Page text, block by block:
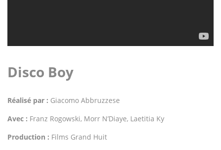
Disco Boy
Réalisé par : Giacomo Abbruzzese
Avec : Franz Rogowski, Morr N’Diaye, Laetitia Ky
Production : Films Grand Huit